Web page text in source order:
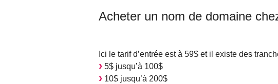
Acheter un nom de domaine
Ici le tarif d’entrée est à 59$ et il existe des
5$ jusqu’à 100$
10$ jusqu’à 200$